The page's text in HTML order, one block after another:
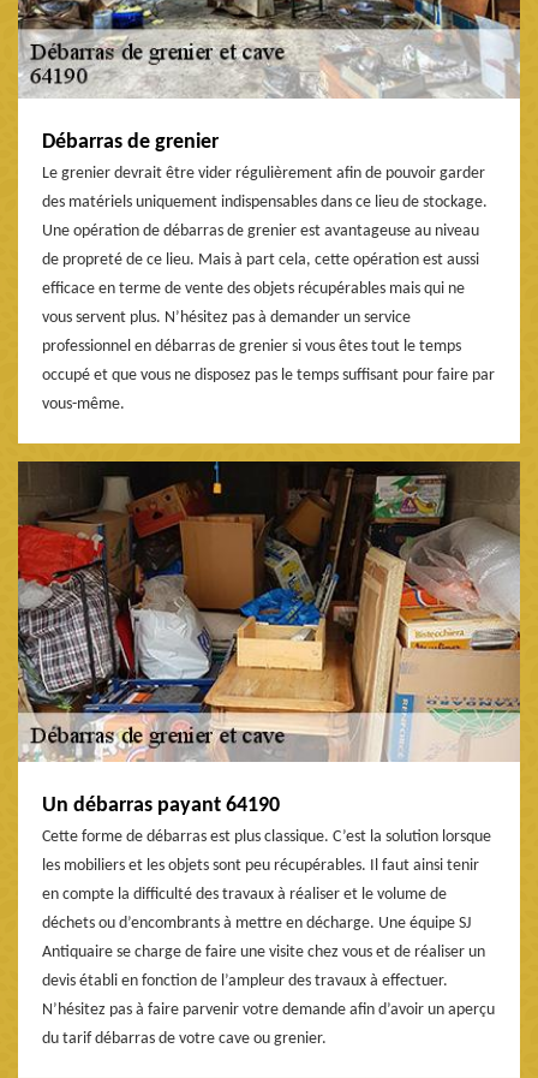
Débarras de grenier
Le grenier devrait être vider régulièrement afin de pouvoir garder
des matériels uniquement indispensables dans ce lieu de stockage.
Une opération de débarras de grenier est avantageuse au niveau
de propreté de ce lieu. Mais à part cela, cette opération est aussi
efficace en terme de vente des objets récupérables mais qui ne
vous servent plus. N’hésitez pas à demander un service
professionnel en débarras de grenier si vous êtes tout le temps
occupé et que vous ne disposez pas le temps suffisant pour faire par
vous-même.
Un débarras payant 64190
Cette forme de débarras est plus classique. C’est la solution lorsque
les mobiliers et les objets sont peu récupérables. Il faut ainsi tenir
en compte la difficulté des travaux à réaliser et le volume de
déchets ou d’encombrants à mettre en décharge. Une équipe SJ
Antiquaire se charge de faire une visite chez vous et de réaliser un
devis établi en fonction de l’ampleur des travaux à effectuer.
N’hésitez pas à faire parvenir votre demande afin d’avoir un aperçu
du tarif débarras de votre cave ou grenier.